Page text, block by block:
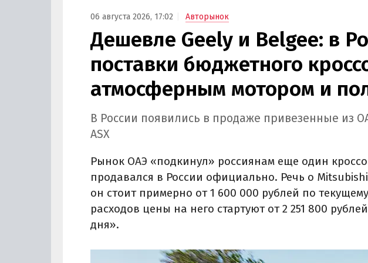
06 августа 2026, 17:02 Авторынок
Дешевле Geely и Belgee: в
поставки бюджетного
атмосферным мотором и
В России появились в продаже привезенные из
ASX
Рынок ОАЭ «подкинул» россиянам еще один
продавался в России официально. Речь о
он стоит примерно от 1 600 000 рублей по
расходов цены на него стартуют от 2 251 800
дня».